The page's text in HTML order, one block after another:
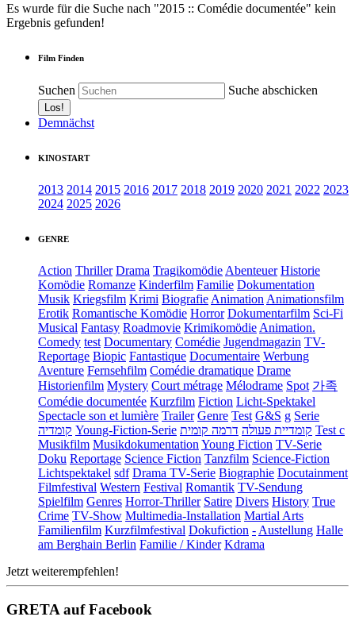
Es wurde für die Suche nach "2015 :: Comédie documentée" kein
Ergebnis gefunden!
Film Finden
Suchen Suche abschicken
Demnächst
KINOSTART
2013 2014 2015 2016 2017 2018 2019 2020 2021 2022 2023
2024 2025 2026
GENRE
Action Thriller Drama Tragikomödie Abenteuer Historie
Komödie Romanze Kinderfilm Familie Dokumentation
Musik Kriegsfilm Krimi Biografie Animation Animationsfilm
Erotik Romantische Komödie Horror Dokumentarfilm Sci-Fi
Musical Fantasy Roadmovie Krimikomödie Animation.
Comedy test Documentary Comédie Jugendmagazin TV-
Reportage Biopic Fantastique Documentaire Werbung
Aventure Fernsehfilm Comédie dramatique Drame
Historienfilm Mystery Court métrage Mélodrame Spot 가족
Comédie documentée Kurzfilm Fiction Licht-Spektakel
Spectacle son et lumière Trailer Genre Test G&S g Serie
קומדיה Young-Fiction-Serie קומדיית פעולה דרמה קומית
Test c
Musikfilm Musikdokumentation Young Fiction TV-Serie
Doku Reportage Science Fiction Tanzfilm Science-Fiction
Lichtspektakel sdf Drama TV-Serie Biographie Docutainment
Filmfestival Western Festival Romantik TV-Sendung
Spielfilm Genres Horror-Thriller Satire Divers History True
Crime TV-Show Multimedia-Installation Martial Arts
Familienfilm Kurzfilmfestival Dokufiction - Austellung Halle
am Berghain Berlin Familie / Kinder Kdrama
Jetzt weiterempfehlen!
GRETA auf Facebook